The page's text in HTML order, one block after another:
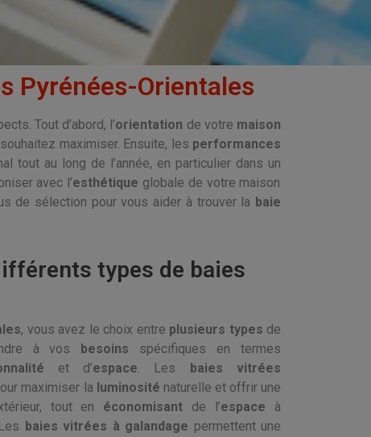
Pyrénées-Orientales
Tout d’abord, l’orientation de votre maison
maximiser. Ensuite, les performances
tout au long de l’année, en particulier dans un
avec l’esthétique globale de votre maison
de sélection pour vous aider à trouver la baie
types de baies
, vous avez le choix entre plusieurs types de
à vos besoins spécifiques en termes
et d’espace. Les
baies vitrées
maximiser la luminosité naturelle et offrir une
tout en économisant de l’espace à
baies vitrées à galandage permettent une